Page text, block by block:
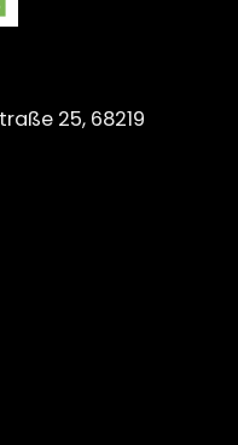
25, 68219